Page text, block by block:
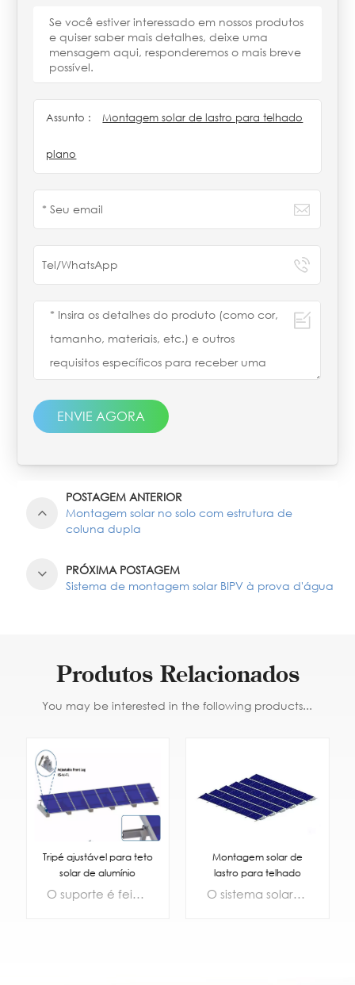
Se você estiver interessado em nossos produtos
e quiser saber mais detalhes, deixe uma
mensagem aqui, responderemos o mais breve
possível.
Assunto : Montagem solar de lastro para telhado
plano
ENVIE AGORA
POSTAGEM ANTERIOR
Montagem solar no solo com estrutura de
coluna dupla
PRÓXIMA POSTAGEM
Sistema de montagem solar BIPV à prova d'água
Produtos Relacionados
You may be interested in the following products...
Tripé ajustável para teto
solar de alumínio
O suporte é feito de material principal de alta qualidade, alumínio anodizado avançado AL6500-T5, e a superfície é anodizada com 12-15MIC. Seu excelente desempenho anticorrosivo e antiferrugem garante sua vida útil de 30 anos. Ao mesmo tempo, as características leves do alumínio reduzem a carga do teto, tornando-o seguro e confiável
Montagem solar de
lastro para telhado
O sistema solar de lastro é adequado para telhados e pisos angulares, e esta nova estrutura de lastro é leve, flexível e forte. fácil de montar